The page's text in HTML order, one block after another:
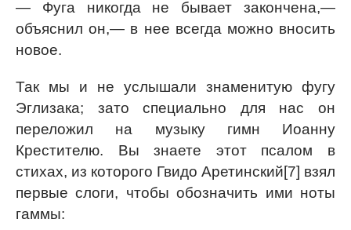
— Фуга никогда не бывает закончена,—
объяснил он,— в нее всегда можно вносить
новое.
Так мы и не услышали знаменитую фугу
Эглизака; зато специально для нас он
переложил на музыку гимн Иоанну
Крестителю. Вы знаете этот псалом в
стихах, из которого Гвидо Аретинский[7] взял
первые слоги, чтобы обозначить ими ноты
гаммы: